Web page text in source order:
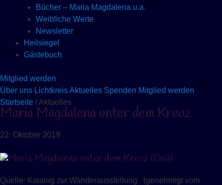
Bücher – Maria Magdalena u.a.
Weibliche Werte
Newsletter
Heilsiegel
Gästebuch
Mitglied werden
Über uns LichtkreisAktuelles Spenden Mitglied werden
Startseite / Aktuelles
Maria Magdalena unter dem Kreuz
22. Oktober 2019
Quelle: Katalog zur Wanderausstellung (genehmigt vom